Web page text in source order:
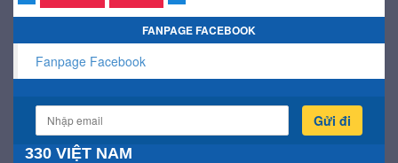
FANPAGE FACEBOOK
Fanpage Facebook
Gửi đi
330 VIỆT NAM